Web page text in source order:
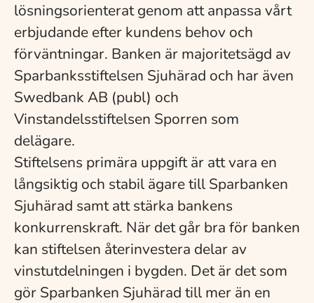
lösningsorienterat genom att anpassa vårt
erbjudande efter kundens behov och
förväntningar. Banken är majoritetsägd av
Sparbanksstiftelsen Sjuhärad och har även
Swedbank AB (publ) och
Vinstandelsstiftelsen Sporren som
delägare.
Stiftelsens primära uppgift är att vara en
långsiktig och stabil ägare till Sparbanken
Sjuhärad samt att stärka bankens
konkurrenskraft. När det går bra för banken
kan stiftelsen återinvestera delar av
vinstutdelningen i bygden. Det är det som
gör Sparbanken Sjuhärad till mer än en